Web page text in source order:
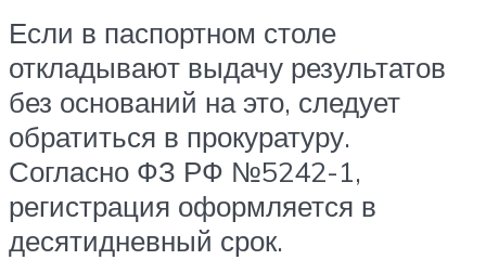
Если в паспортном столе
откладывают выдачу результатов
без оснований на это, следует
обратиться в прокуратуру.
Согласно ФЗ РФ №5242-1,
регистрация оформляется в
десятидневный срок.